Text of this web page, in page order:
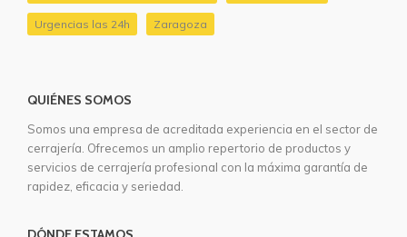
Urgencias las 24h Zaragoza
QUIÉNES SOMOS
Somos una empresa de acreditada experiencia en el sector de
cerrajería. Ofrecemos un amplio repertorio de productos y
servicios de cerrajería profesional con la máxima garantía de
rapidez, eficacia y seriedad.